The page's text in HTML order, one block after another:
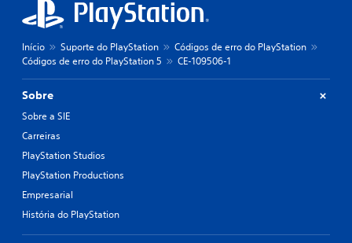
Início Suporte do PlayStation
Códigos de erro do PlayStation
Códigos de erro do PlayStation 5
CE-109506-1
Sobre
Sobre a SIE
Carreiras
PlayStation Studios
PlayStation Productions
Empresarial
História do PlayStation